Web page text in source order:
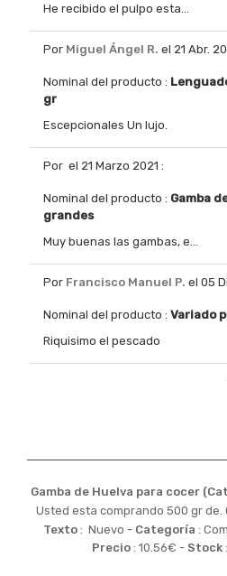
He recibido el pulpo esta...
Por Miguel Ángel R. el 21 Abr.
Nominal del producto :
gr
Escepcionales Un lujo.
Por el 21 Marzo 2021 :
Nominal del producto : Gamba
grandes
Muy buenas las gambas, e...
Por Francisco Manuel P. el 05
Nominal del producto : Variado
Riquisimo el pescado
Gamba de Huelva para cocer
Usted esta comprando 500 gr de.
Texto : Nuevo - Categoría :
Precio: 10.56€ - Stock